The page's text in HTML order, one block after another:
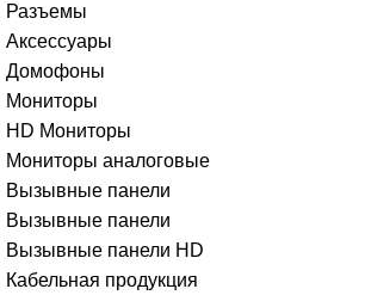
Разъемы
Аксессуары
Домофоны
Мониторы
HD Мониторы
Мониторы аналоговые
Вызывные панели
Вызывные панели
Вызывные панели HD
Кабельная продукция